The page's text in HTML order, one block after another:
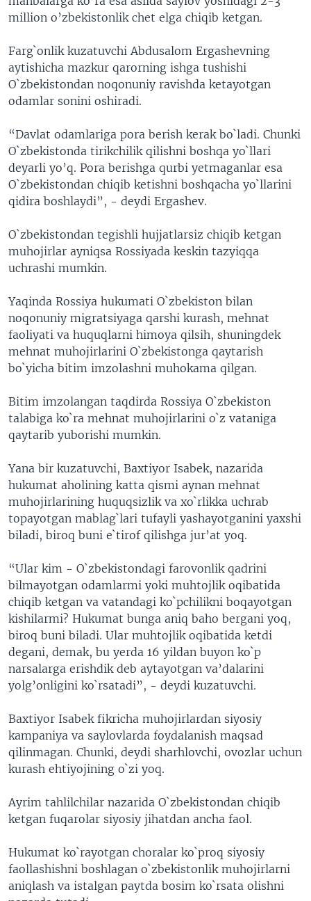
million o’zbekistonlik chet elga chiqib ketgan.
Farg`onlik kuzatuvchi Abdusalom Ergashevning
aytishicha mazkur qarorning ishga tushishi
O`zbekistondan noqonuniy ravishda ketayotgan
odamlar sonini oshiradi.
“Davlat odamlariga pora berish kerak bo`ladi. Chunki
O`zbekistonda tirikchilik qilishni boshqa yo`llari
deyarli yo’q. Pora berishga qurbi yetmaganlar esa
O`zbekistondan chiqib ketishni boshqacha yo`llarini
qidira boshlaydi”, - deydi Ergashev.
O`zbekistondan tegishli hujjatlarsiz chiqib ketgan
muhojirlar ayniqsa Rossiyada keskin tazyiqqa
uchrashi mumkin.
Yaqinda Rossiya hukumati O`zbekiston bilan
noqonuniy migratsiyaga qarshi kurash, mehnat
faoliyati va huquqlarni himoya qilsih, shuningdek
mehnat muhojirlarini O`zbekistonga qaytarish
bo`yicha bitim imzolashni muhokama qilgan.
Bitim imzolangan taqdirda Rossiya O`zbekiston
talabiga ko`ra mehnat muhojirlarini o`z vataniga
qaytarib yuborishi mumkin.
Yana bir kuzatuvchi, Baxtiyor Isabek, nazarida
hukumat aholining katta qismi aynan mehnat
muhojirlarining huquqsizlik va xo`rlikka uchrab
topayotgan mablag`lari tufayli yashayotganini yaxshi
biladi, biroq buni e`tirof qilishga jur’at yoq.
“Ular kim - O`zbekistondagi farovonlik qadrini
bilmayotgan odamlarmi yoki muhtojlik oqibatida
chiqib ketgan va vatandagi ko`pchilikni boqayotgan
kishilarmi? Hukumat bunga aniq baho bergani yoq,
biroq buni biladi. Ular muhtojlik oqibatida ketdi
degani, demak, bu yerda 16 yildan buyon ko`p
narsalarga erishdik deb aytayotgan va’dalarini
yolg’onligini ko`rsatadi”, - deydi kuzatuvchi.
Baxtiyor Isabek fikricha muhojirlardan siyosiy
kampaniya va saylovlarda foydalanish maqsad
qilinmagan. Chunki, deydi sharhlovchi, ovozlar uchun
kurash ehtiyojining o`zi yoq.
Ayrim tahlilchilar nazarida O`zbekistondan chiqib
ketgan fuqarolar siyosiy jihatdan ancha faol.
Hukumat ko`rayotgan choralar ko`proq siyosiy
faollashishni boshlagan o`zbekistonlik muhojirlarni
aniqlash va istalgan paytda bosim ko`rsata olishni